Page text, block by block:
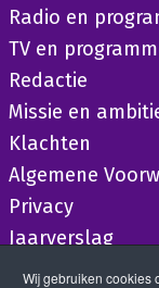
Radio en
TV en
Redactie
Missie en
Klachten
Algemene
Privacy
Jaarverslag
Wij gebruiken cookies